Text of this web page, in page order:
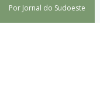
Por Jornal do Sudoeste